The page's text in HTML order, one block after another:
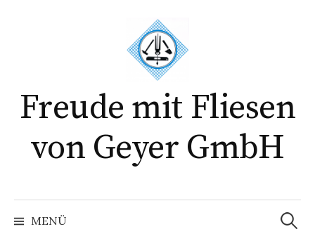
Freude mit Fliesen
von Geyer GmbH
MENÜ
Suchen
nach: